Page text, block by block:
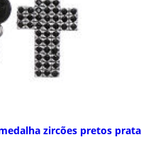
zircões pretos prata